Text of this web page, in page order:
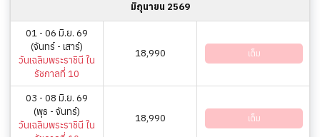
มิถุนายน 2569
01 - 06 มิ.ย. 69
(จันทร์ - เสาร์)
วันเฉลิมพระราชินี ใน
รัชกาลที่ 10
18,990 เต็ม
03 - 08 มิ.ย. 69
(พุธ - จันทร์)
วันเฉลิมพระราชินี ใน
18,990 เต็ม